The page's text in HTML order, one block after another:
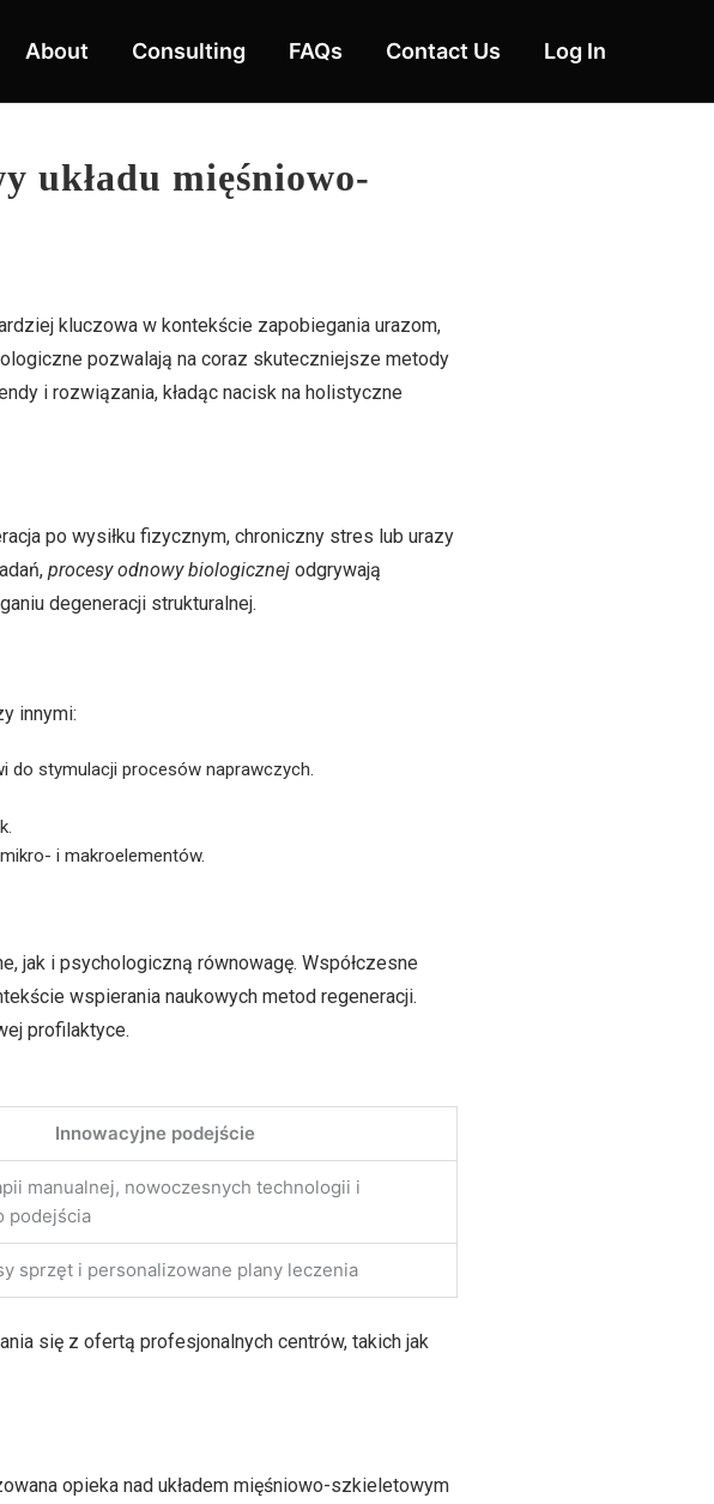
About Consulting FAQs Contact Us Log In
układu mięśniowo-
kluczowa w kontekście zapobiegania urazom,
pozwalają na coraz skuteczniejsze metody
i rozwiązania, kładąc nacisk na holistyczne
po wysiłku fizycznym, chroniczny stres lub urazy
procesy odnowy biologicznej odgrywają
degeneracji strukturalnej.
innymi:
do stymulacji procesów naprawczych.
i makroelementów.
jak i psychologiczną równowagę. Współczesne
wspierania naukowych metod regeneracji.
profilaktyce.
Innowacyjne podejście
manualnej, nowoczesnych technologii i
podejścia
sprzęt i personalizowane plany leczenia
się z ofertą profesjonalnych centrów, takich jak
opieka nad układem mięśniowo-szkieletowym